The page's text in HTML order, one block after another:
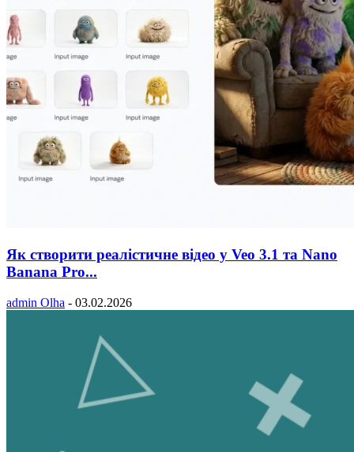
Як створити реалістичне відео у Veo 3.1 та Nano
Banana Pro...
admin Olha - 03.02.2026